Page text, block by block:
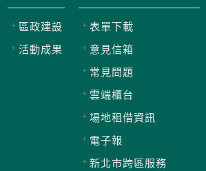
區政建設
活動成果
表單下載
意見信箱
常見問題
雲端櫃台
場地租借資訊
電子報
新北市跨區服務